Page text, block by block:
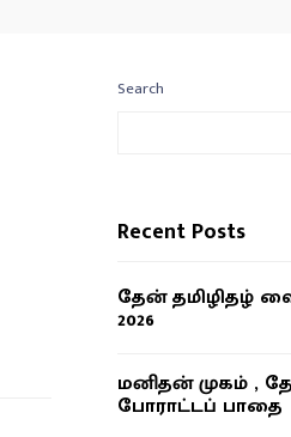
Search
Recent Posts
தேன் தமிழிதழ்
2026
மனிதன் முகம் ,
போராட்டப் பாதை